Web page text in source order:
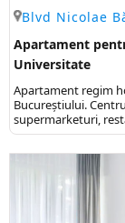
Blvd Nicolae
Apartament
Universitate
Apartament regim
Bucureștiului.
supermarketuri,